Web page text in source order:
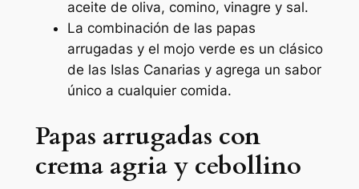
aceite de oliva, comino, vinagre y sal.
La combinación de las papas
arrugadas y el mojo verde es un clásico
de las Islas Canarias y agrega un sabor
único a cualquier comida.
Papas arrugadas con
crema agria y cebollino